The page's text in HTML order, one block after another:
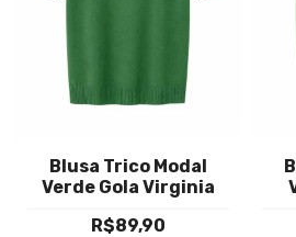
Blusa Trico Modal
Verde Gola Virginia
R$89,90